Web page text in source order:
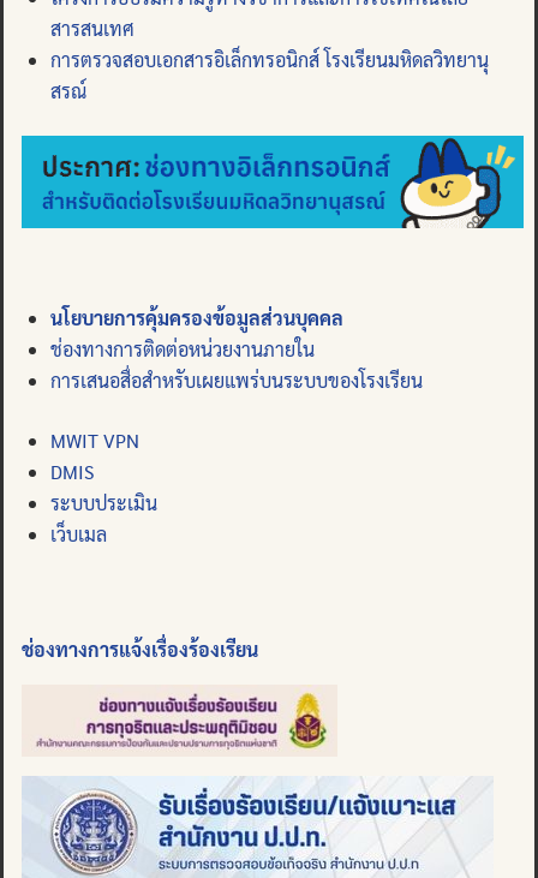
สารสนเทศ
การตรวจสอบเอกสารอิเล็กทรอนิกส์ โรงเรียนมหิดลวิทยานุ
สรณ์
นโยบายการคุ้มครองข้อมูลส่วนบุคคล
ช่องทางการติดต่อหน่วยงานภายใน
การเสนอสื่อสำหรับเผยแพร่บนระบบของโรงเรียน
MWIT VPN
DMIS
ระบบประเมิน
เว็บเมล
ช่องทางการแจ้งเรื่องร้องเรียน